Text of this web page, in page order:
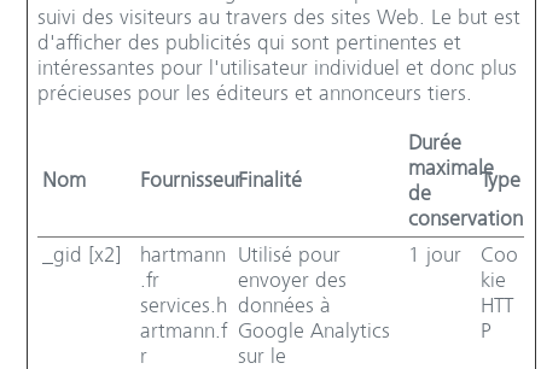
suivi des visiteurs au travers des sites Web. Le but est
d'afficher des publicités qui sont pertinentes et
intéressantes pour l'utilisateur individuel et donc plus
précieuses pour les éditeurs et annonceurs tiers.
Nom FournisseurFinalité
Durée
maximale
de
conservation
Type
_gid [x2]
hartmann
.fr
services.h
artmann.f
r
Utilisé pour
envoyer des
données à
Google Analytics
sur le
1 jour
Coo
kie
HTT
P